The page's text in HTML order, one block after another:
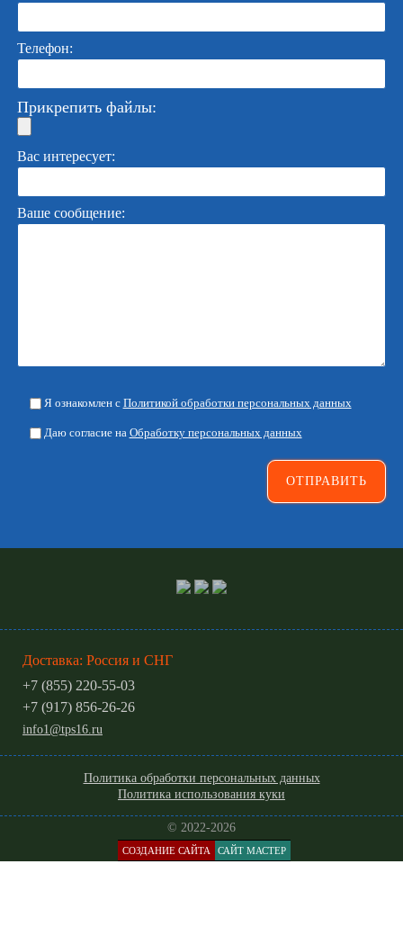
Телефон:
Прикрепить файлы:
Вас интересует:
Ваше сообщение:
Я ознакомлен с Политикой обработки персональных данных
Даю согласие на Обработку персональных данных
Доставка: Россия и СНГ
+7 (855) 220-55-03
+7 (917) 856-26-26
info1@tps16.ru
Политика обработки персональных данных
Политика использования куки
© 2022-2026
СОЗДАНИЕ САЙТА САЙТ МАСТЕР